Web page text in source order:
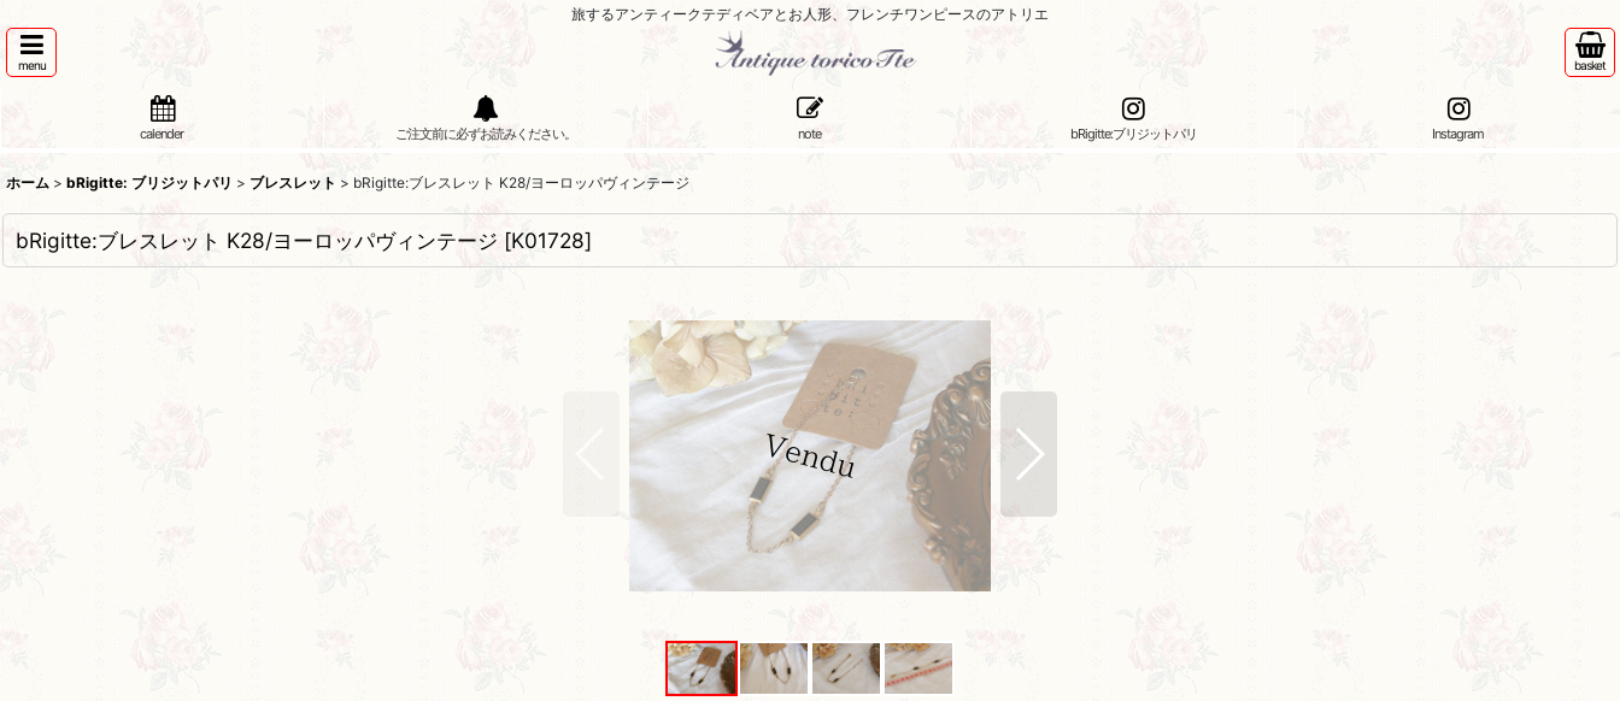
旅するアンティークテディベアとお人形、フレンチワンピースのアトリエ
menu basket
calender ご注文前に必ずお読みください。 note bRigitte:ブリジットパリ Instagram
ホーム > bRigitte: ブリジットパリ > ブレスレット > bRigitte:ブレスレット K28/ヨーロッパヴィンテージ
bRigitte:ブレスレット K28/ヨーロッパヴィンテージ [K01728]